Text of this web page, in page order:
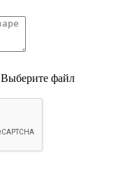
Выберите файл